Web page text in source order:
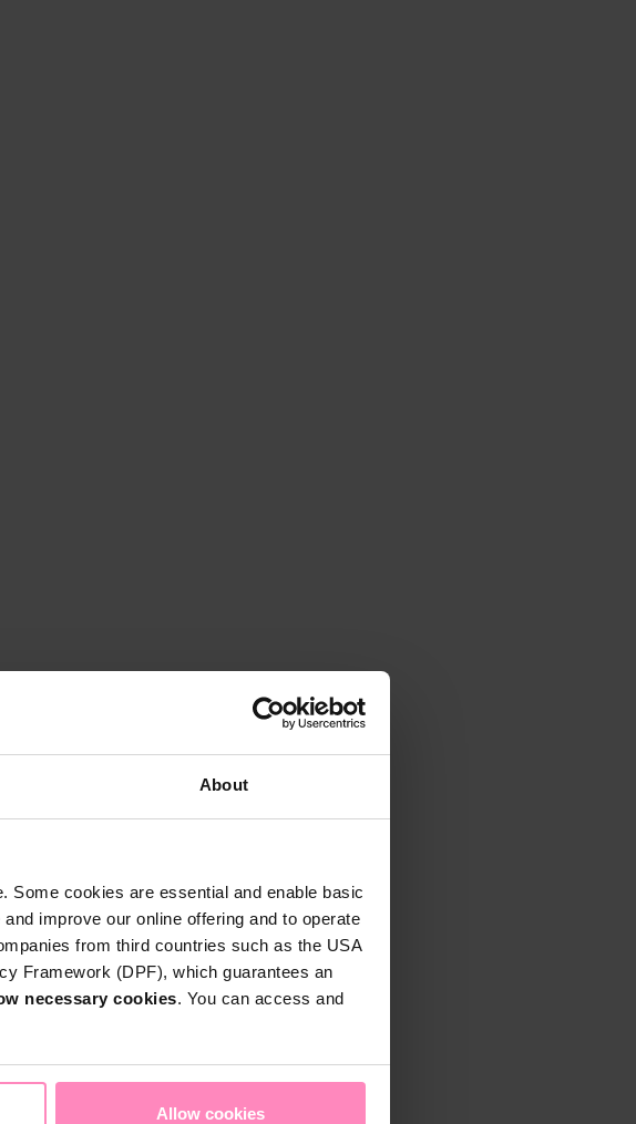
About
cookies are essential and enable basic
improve our online offering and to operate
from third countries such as the USA
Framework (DPF), which guarantees an
necessary cookies. You can access and
Allow cookies